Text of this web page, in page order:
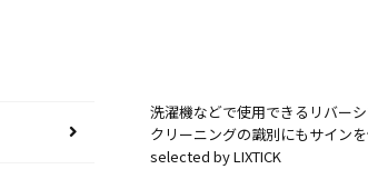
洗濯機などで使用できるリバーシ
クリーニングの識別にもサインを
selected by LIXTICK